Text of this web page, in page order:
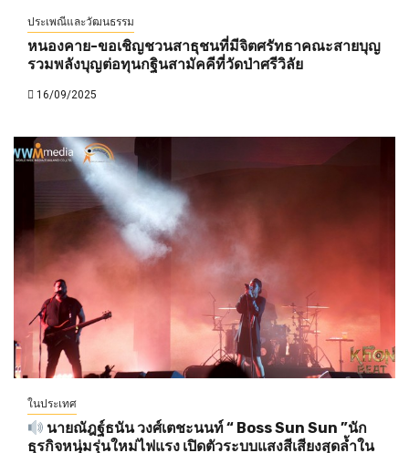
ประเพณีและวัฒนธรรม
หนองคาย-ขอเชิญชวนสาธุชนที่มีจิตศรัทธาคณะสายบุญ
รวมพลังบุญต่อทุนกฐินสามัคคีที่วัดป่าศรีวิลัย
16/09/2025
ในประเทศ
นายณัฎฐ์ธนัน วงศ์เตชะนนท์ “ Boss Sun Sun ”นัก
ธุรกิจหนุ่มรุ่นใหม่ไฟแรง เปิดตัวระบบแสงสีเสียงสุดล้ำใน